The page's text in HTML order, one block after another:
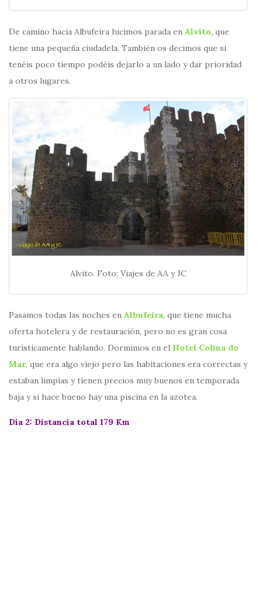
De camino hacia Albufeira hicimos parada en Alvito, que
tiene una pequeña ciudadela. También os decimos que si
tenéis poco tiempo podéis dejarlo a un lado y dar prioridad
a otros lugares.
Alvito. Foto: Viajes de AA y JC
Pasamos todas las noches en Albufeira, que tiene mucha
oferta hotelera y de restauración, pero no es gran cosa
turísticamente hablando. Dormimos en el Hotel Colina do
Mar, que era algo viejo pero las habitaciones era correctas y
estaban limpias y tienen precios muy buenos en temporada
baja y si hace bueno hay una piscina en la azotea.
Día 2: Distancia total 179 Km